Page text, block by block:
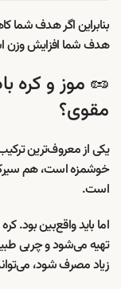
بنابراین اگر هدف شما
هدف شما افزایش وزن
🥜 موز و کره
مقوی؟
یکی از معروف‌ترین
خوشمزه است، هم
است.
اما باید واقع‌بین بود.
تهیه می‌شود و چربی
زیاد مصرف شود،